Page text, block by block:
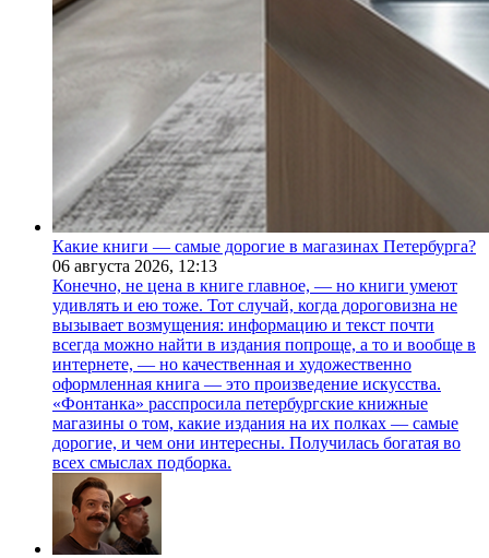
Какие книги — самые дорогие в магазинах Петербурга?
06 августа 2026, 12:13
Конечно, не цена в книге главное, — но книги умеют
удивлять и ею тоже. Тот случай, когда дороговизна не
вызывает возмущения: информацию и текст почти
всегда можно найти в издания попроще, а то и вообще в
интернете, — но качественная и художественно
оформленная книга — это произведение искусства.
«Фонтанка» расспросила петербургские книжные
магазины о том, какие издания на их полках — самые
дорогие, и чем они интересны. Получилась богатая во
всех смыслах подборка.